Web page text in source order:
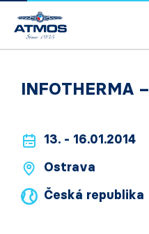
INFOTHERMA
13. - 16.01.2014
Ostrava
Česká republika